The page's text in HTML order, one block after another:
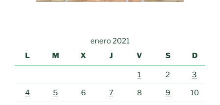
enero 2021
L
M X J V S D
1 2 3
4 5 6 7 8 9 10